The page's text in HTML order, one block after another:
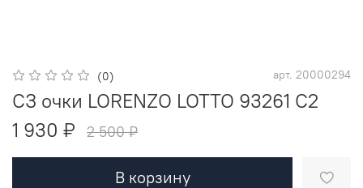
(0) арт. 20000294
СЗ очки LORENZO LOTTO 93261 C2
1 930 ₽
2 500 ₽
В корзину